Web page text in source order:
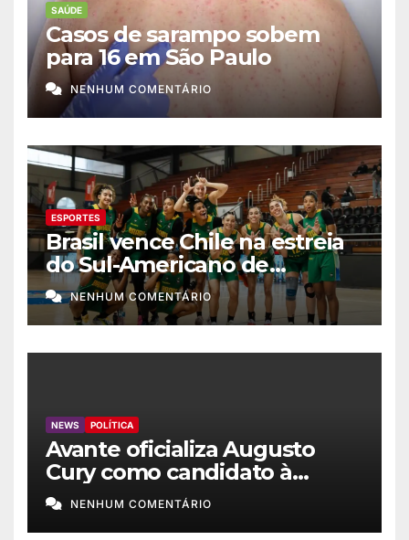
SAÚDE
Casos de sarampo sobem
para 16 em São Paulo
NENHUM COMENTÁRIO
ESPORTES
Brasil vence Chile na estreia
do Sul-Americano de
basquete feminino
NENHUM COMENTÁRIO
NEWS POLÍTICA
Avante oficializa Augusto
Cury como candidato à
Presidência
NENHUM COMENTÁRIO